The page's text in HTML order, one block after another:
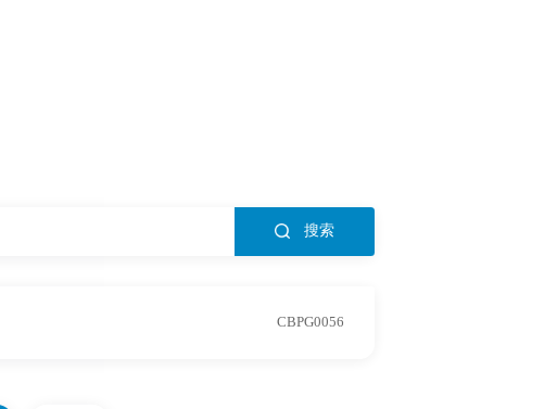
搜索
CBPG0056